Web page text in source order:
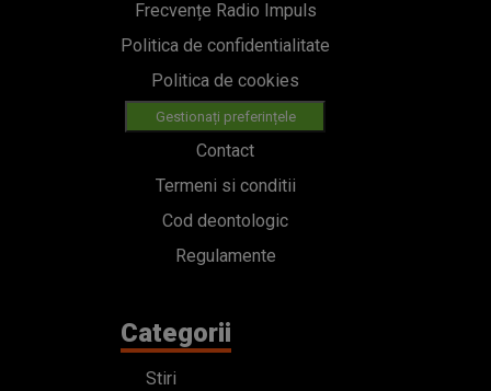
Frecvențe Radio Impuls
Politica de confidentialitate
Politica de cookies
Gestionați preferințele
Contact
Termeni si conditii
Cod deontologic
Regulamente
Categorii
Stiri